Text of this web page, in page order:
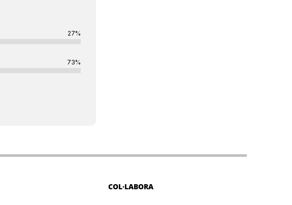
27%
73%
COL·LABORA